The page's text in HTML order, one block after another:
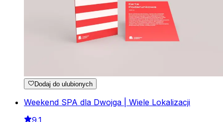
Dodaj do ulubionych
Weekend SPA dla Dwojga | Wiele Lokalizacji